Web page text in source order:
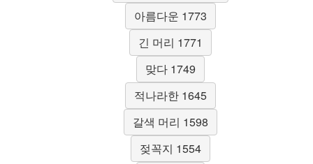
아름다운 1773
긴 머리 1771
맞다 1749
적나라한 1645
갈색 머리 1598
젖꼭지 1554